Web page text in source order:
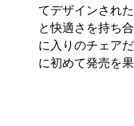
てデザインされ
と快適さを持ち
に入りのチェア
に初めて発売を